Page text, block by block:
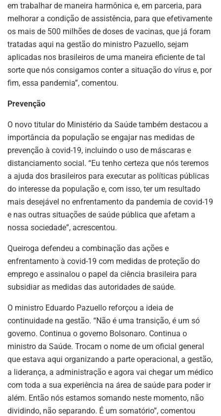
em trabalhar de maneira harmônica e, em parceria, para
melhorar a condição de assistência, para que efetivamente
os mais de 500 milhões de doses de vacinas, que já foram
tratadas aqui na gestão do ministro Pazuello, sejam
aplicadas nos brasileiros de uma maneira eficiente de tal
sorte que nós consigamos conter a situação do vírus e, por
fim, essa pandemia”, comentou.
Prevenção
O novo titular do Ministério da Saúde também destacou a
importância da população se engajar nas medidas de
prevenção à covid-19, incluindo o uso de máscaras e
distanciamento social. “Eu tenho certeza que nós teremos
a ajuda dos brasileiros para executar as políticas públicas
do interesse da população e, com isso, ter um resultado
mais desejável no enfrentamento da pandemia de covid-19
e nas outras situações de saúde pública que afetam a
nossa sociedade”, acrescentou.
Queiroga defendeu a combinação das ações e
enfrentamento à covid-19 com medidas de proteção do
emprego e assinalou o papel da ciência brasileira para
subsidiar as medidas das autoridades de saúde.
O ministro Eduardo Pazuello reforçou a ideia de
continuidade na gestão. “Não é uma transição, é um só
governo. Continua o governo Bolsonaro. Continua o
ministro da Saúde. Trocam o nome de um oficial general
que estava aqui organizando a parte operacional, a gestão,
a liderança, a administração e agora vai chegar um médico
com toda a sua experiência na área de saúde para poder ir
além. Então nós estamos somando neste momento, não
dividindo, não separando. É um somatório”, comentou